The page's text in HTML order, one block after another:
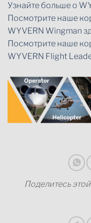
Узнайте больше о
Посмотрите наше
WYVERN Wingman
Посмотрите наше
WYVERN Flight
Поделитесь